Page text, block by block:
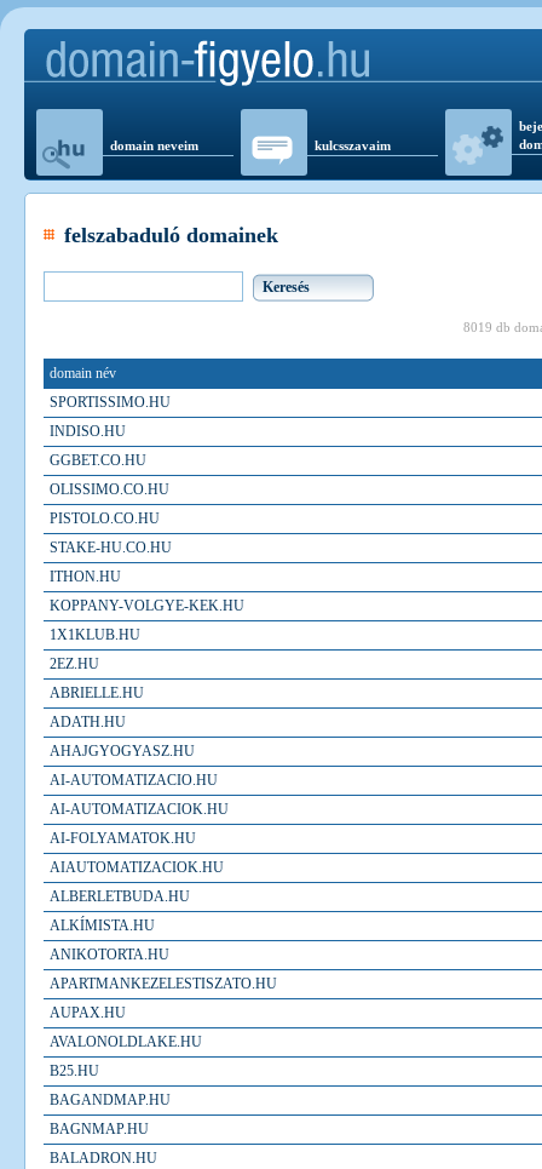
domain neveim kulcsszavaim
felszabaduló domainek
8019 db
domain név
SPORTISSIMO.HU
INDISO.HU
GGBET.CO.HU
OLISSIMO.CO.HU
PISTOLO.CO.HU
STAKE-HU.CO.HU
ITHON.HU
KOPPANY-VOLGYE-KEK.HU
1X1KLUB.HU
2EZ.HU
ABRIELLE.HU
ADATH.HU
AHAJGYOGYASZ.HU
AI-AUTOMATIZACIO.HU
AI-AUTOMATIZACIOK.HU
AI-FOLYAMATOK.HU
AIAUTOMATIZACIOK.HU
ALBERLETBUDA.HU
ALKÍMISTA.HU
ANIKOTORTA.HU
APARTMANKEZELESTISZATO.HU
AUPAX.HU
AVALONOLDLAKE.HU
B25.HU
BAGANDMAP.HU
BAGNMAP.HU
BALADRON.HU